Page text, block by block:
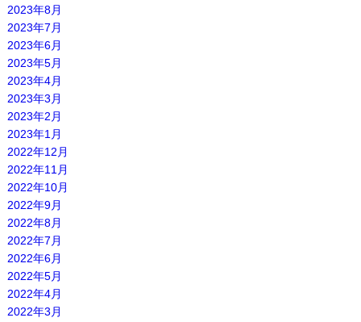
2023年8月
2023年7月
2023年6月
2023年5月
2023年4月
2023年3月
2023年2月
2023年1月
2022年12月
2022年11月
2022年10月
2022年9月
2022年8月
2022年7月
2022年6月
2022年5月
2022年4月
2022年3月